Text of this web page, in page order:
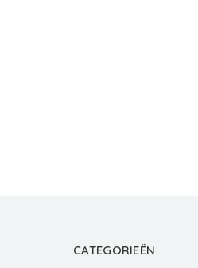
CATEGORIEËN